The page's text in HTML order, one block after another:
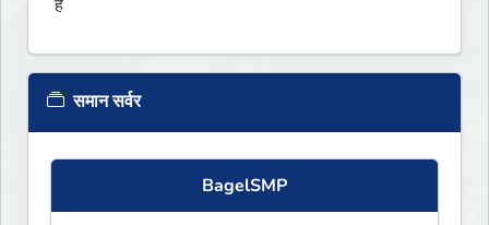
हैं
समान सर्वर
BagelSMP